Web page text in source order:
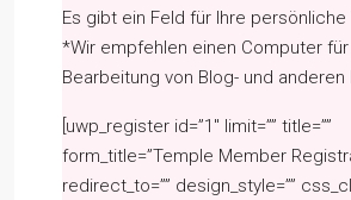
Es gibt ein Feld für Ihre
*Wir empfehlen einen Computer
Bearbeitung von Blog- und anderen
[uwp_register id=”1″ limit=”” title=””
form_title=”Temple Member
redirect_to=”” design_style=””